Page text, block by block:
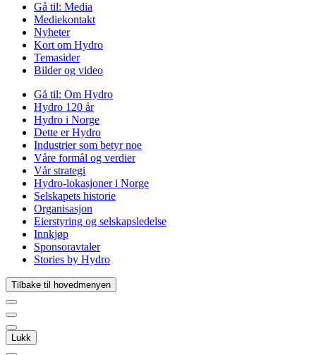
Gå til: Media
Mediekontakt
Nyheter
Kort om Hydro
Temasider
Bilder og video
Gå til: Om Hydro
Hydro 120 år
Hydro i Norge
Dette er Hydro
Industrier som betyr noe
Våre formål og verdier
Vår strategi
Hydro-lokasjoner i Norge
Selskapets historie
Organisasjon
Eierstyring og selskapsledelse
Innkjøp
Sponsoravtaler
Stories by Hydro
Tilbake til hovedmenyen
Lukk